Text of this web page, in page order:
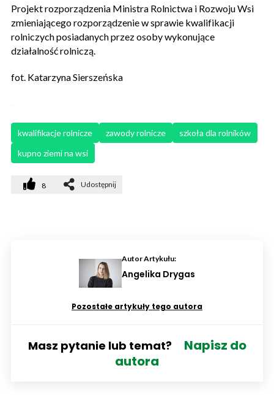
Projekt rozporządzenia Ministra Rolnictwa i Rozwoju Wsi
zmieniającego rozporządzenie w sprawie kwalifikacji
rolniczych posiadanych przez osoby wykonujące
działalność rolniczą.
fot. Katarzyna Sierszeńska
kwalifikacje rolnicze zawody rolnicze
szkoła dla rolników
kupno ziemi na wsi
8 Udostępnij
Autor Artykułu:
Angelika Drygas
Pozostałe artykuły tego autora
Masz pytanie lub temat?
Napisz do
autora